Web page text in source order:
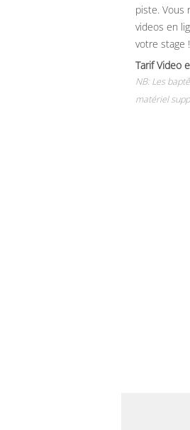
piste. Vous
videos en
votre stage !
Tarif Video
NB: Les
matériel